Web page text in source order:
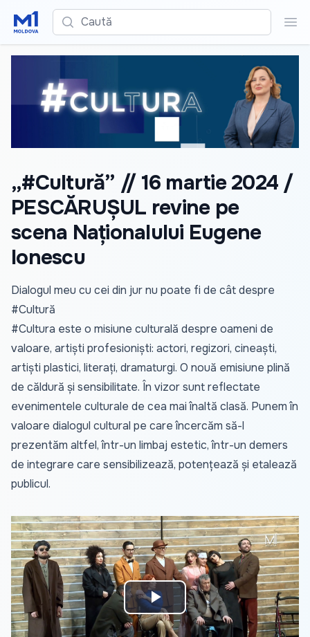
Caută
„#Cultură” // 16 martie 2024 /
PESCĂRUȘUL revine pe
scena Naționalului Eugene
Ionescu
Dialogul meu cu cei din jur nu poate fi de cât despre
#Cultură
#Cultura este o misiune culturală despre oameni de
valoare, artiști profesioniști: actori, regizori, cineaști,
artiști plastici, literați, dramaturgi. O nouă emisiune plină
de căldură și sensibilitate. În vizor sunt reflectate
evenimentele culturale de cea mai înaltă clasă. Punem în
valoare dialogul cultural pe care încercăm să-l
prezentăm altfel, într-un limbaj estetic, într-un demers
de integrare care sensibilizează, potențează și etalează
publicul.
Play